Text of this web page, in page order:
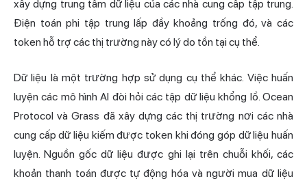
xây dựng trung tâm dữ liệu của các nhà cung cấp tập trung.
Điện toán phi tập trung lấp đầy khoảng trống đó, và các
token hỗ trợ các thị trường này có lý do tồn tại cụ thể.
Dữ liệu là một trường hợp sử dụng cụ thể khác. Việc huấn
luyện các mô hình AI đòi hỏi các tập dữ liệu khổng lồ. Ocean
Protocol và Grass đã xây dựng các thị trường nơi các nhà
cung cấp dữ liệu kiếm được token khi đóng góp dữ liệu huấn
luyện. Nguồn gốc dữ liệu được ghi lại trên chuỗi khối, các
khoản thanh toán được tự động hóa và người mua dữ liệu